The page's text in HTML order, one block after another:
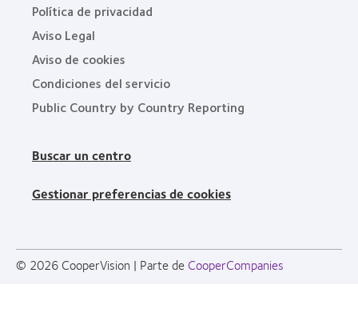
Política de privacidad
Aviso Legal
Aviso de cookies
Condiciones del servicio
Public Country by Country Reporting
Buscar un centro
Gestionar preferencias de cookies
© 2026 CooperVision | Parte de CooperCompanies